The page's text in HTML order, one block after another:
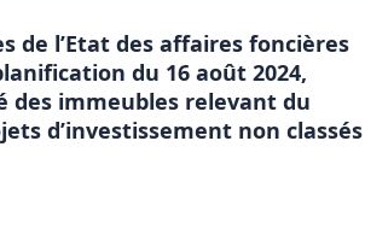
de l’Etat des affaires foncières
du 16 août 2024,
des immeubles relevant du
d’investissement non classés